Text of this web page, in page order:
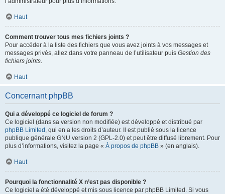
Haut
Comment trouver tous mes fichiers joints ?
Pour accéder à la liste des fichiers que vous avez joints à vos messages et
messages privés, allez dans votre panneau de l’utilisateur puis Gestion des
fichiers joints.
Haut
Concernant phpBB
Qui a développé ce logiciel de forum ?
Ce logiciel (dans sa version non modifiée) est développé et distribué par
phpBB Limited , qui en a les droits d’auteur. Il est publié sous la licence
publique générale GNU version 2 (GPL-2.0) et peut être diffusé librement. Pour
plus d’informations, visitez la page « À propos de phpBB » (en anglais).
Haut
Pourquoi la fonctionnalité X n’est pas disponible ?
Ce logiciel a été développé et mis sous licence par phpBB Limited. Si vous